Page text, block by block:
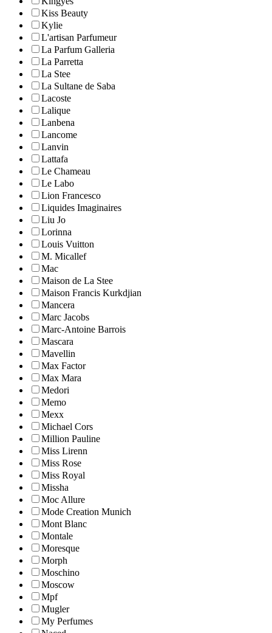
Kiss Beauty
Kylie
L'artisan Parfumeur
La Parfum Galleria
La Parretta
La Stee
La Sultane de Saba
Lacoste
Lalique
Lanbena
Lancome
Lanvin
Lattafa
Le Chameau
Le Labo
Lion Francesco
Liquides Imaginaires
Liu Jo
Lorinna
Louis Vuitton
M. Micallef
Mac
Maison de La Stee
Maison Francis Kurkdjian
Mancera
Marc Jacobs
Marc-Antoine Barrois
Mascara
Mavellin
Max Factor
Max Mara
Medori
Memo
Mexx
Michael Cors
Million Pauline
Miss Lirenn
Miss Rose
Miss Royal
Missha
Moc Allure
Mode Creation Munich
Mont Blanc
Montale
Moresque
Morph
Moschino
Moscow
Mpf
Mugler
My Perfumes